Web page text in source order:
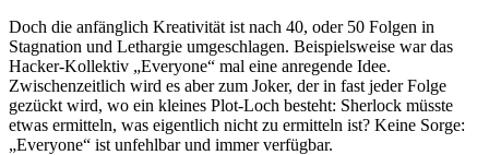
Doch die anfänglich Kreativität ist nach 40, oder 50 Folgen in
Stagnation und Lethargie umgeschlagen. Beispielsweise war das
Hacker-Kollektiv „Everyone“ mal eine anregende Idee.
Zwischenzeitlich wird es aber zum Joker, der in fast jeder Folge
gezückt wird, wo ein kleines Plot-Loch besteht: Sherlock müsste
etwas ermitteln, was eigentlich nicht zu ermitteln ist? Keine Sorge:
„Everyone“ ist unfehlbar und immer verfügbar.